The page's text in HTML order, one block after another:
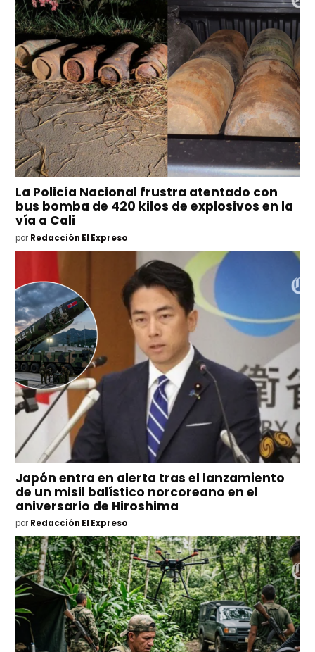
La Policía Nacional frustra atentado con
bus bomba de 420 kilos de explosivos en la
vía a Cali
por Redacción El Expreso
Japón entra en alerta tras el lanzamiento
de un misil balístico norcoreano en el
aniversario de Hiroshima
por Redacción El Expreso